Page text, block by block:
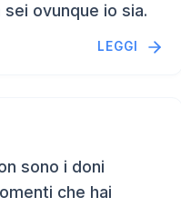
sei ovunque io sia.
LEGGI
sono i doni
che hai